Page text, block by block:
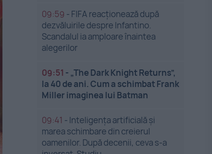
09:59 - FIFA reacționează după
dezvăluirile despre Infantino.
Scandalul ia amploare înaintea
alegerilor
09:51 - „The Dark Knight Returns”,
la 40 de ani. Cum a schimbat Frank
Miller imaginea lui Batman
09:41 - Inteligența artificială și
marea schimbare din creierul
oamenilor. După decenii, ceva s-a